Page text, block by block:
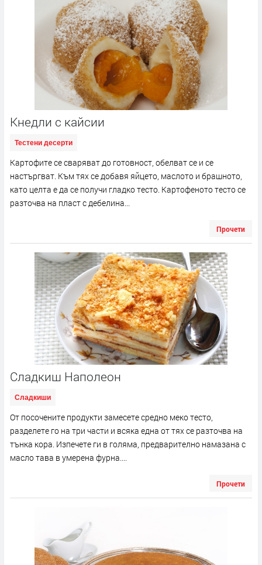
Кнедли с кайсии
Тестени десерти
Картофите се сваряват до готовност, обелват се и се
настъргват. Към тях се добавя яйцето, маслото и брашното,
като целта е да се получи гладко тесто. Картофеното тесто се
разточва на пласт с дебелина...
Прочети
Сладкиш Наполеон
Сладкиши
От посочените продукти замесете средно меко тесто,
разделете го на три части и всяка една от тях се разточва на
тънка кора. Изпечете ги в голяма, предварително намазана с
масло тава в умерена фурна....
Прочети